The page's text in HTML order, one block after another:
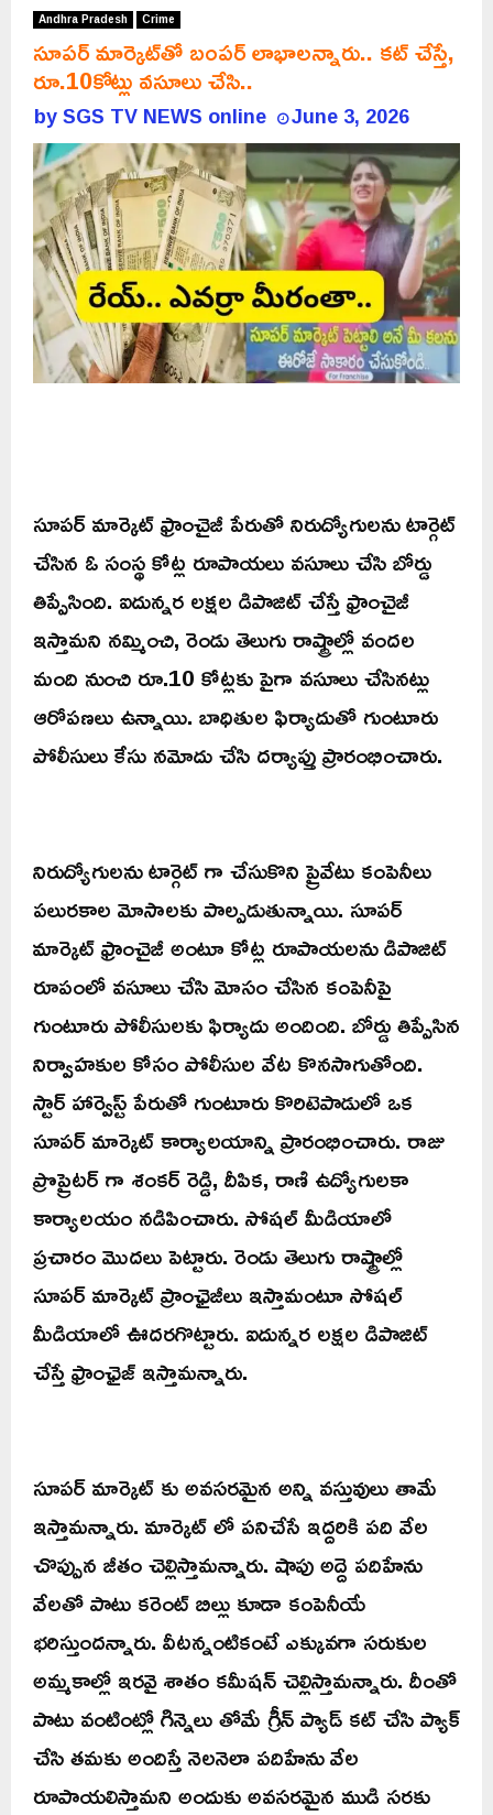
Andhra Pradesh Crime
సూపర్ మార్కెట్‌తో బంపర్ లాభాలన్నారు.. కట్ చేస్తే,
రూ.10కోట్లు వసూలు చేసి..
bySGS TV NEWS online June 3, 2026
సూపర్ మార్కెట్ ఫ్రాంచైజీ పేరుతో నిరుద్యోగులను టార్గెట్
చేసిన ఓ సంస్థ కోట్ల రూపాయలు వసూలు చేసి బోర్డు
తిప్పేసింది. ఐదున్నర లక్షల డిపాజిట్ చేస్తే ఫ్రాంచైజీ
ఇస్తామని నమ్మించి, రెండు తెలుగు రాష్ట్రాల్లో వందల
మంది నుంచి రూ.10 కోట్లకు పైగా వసూలు చేసినట్లు
ఆరోపణలు ఉన్నాయి. బాధితుల ఫిర్యాదుతో గుంటూరు
పోలీసులు కేసు నమోదు చేసి దర్యాప్తు ప్రారంభించారు.
నిరుద్యోగులను టార్గెట్ గా చేసుకొని ప్రైవేటు కంపెనీలు
పలురకాల మోసాలకు పాల్పడుతున్నాయి. సూపర్
మార్కెట్ ఫ్రాంచైజీ అంటూ కోట్ల రూపాయలను డిపాజిట్
రూపంలో వసూలు చేసి మోసం చేసిన కంపెనీపై
గుంటూరు పోలీసులకు ఫిర్యాదు అందింది. బోర్డు తిప్పేసిన
నిర్వాహకుల కోసం పోలీసుల వేట కొనసాగుతోంది.
స్టార్ హార్వెస్ట్ పేరుతో గుంటూరు కొరిటెపాడులో ఒక
సూపర్ మార్కెట్ కార్యాలయాన్ని ప్రారంభించారు. రాజు
ప్రొప్రైటర్ గా శంకర్ రెడ్డి, దీపిక, రాణి ఉద్యోగులకా
కార్యాలయం నడిపించారు. సోషల్ మీడియాలో
ప్రచారం మొదలు పెట్టారు. రెండు తెలుగు రాష్ట్రాల్లో
సూపర్ మార్కెట్ ప్రాంఛైజీలు ఇస్తామంటూ సోషల్
మీడియాలో ఊదరగొట్టారు. ఐదున్నర లక్షల డిపాజిట్
చేస్తే ఫ్రాంఛైజ్ ఇస్తామన్నారు.
సూపర్ మార్కెట్ కు అవసరమైన అన్ని వస్తువులు తామే
ఇస్తామన్నారు. మార్కెట్ లో పనిచేసే ఇద్దరికి పది వేల
చొప్పున జీతం చెల్లిస్తామన్నారు. షాపు అద్దె పదిహేను
వేలతో పాటు కరెంట్ బిల్లు కూడా కంపెనీయే
భరిస్తుందన్నారు. వీటన్నంటికంటే ఎక్కువగా సరుకుల
అమ్మకాల్లో ఇరవై శాతం కమీషన్ చెల్లిస్తామన్నారు. దీంతో
పాటు వంటింట్లో గిన్నెలు తోమే గ్రీన్ ప్యాడ్ కట్ చేసి ప్యాక్
చేసి తమకు అందిస్తే నెలనెలా పదిహేను వేల
రూపాయలిస్తామని అందుకు అవసరమైన ముడి సరకు